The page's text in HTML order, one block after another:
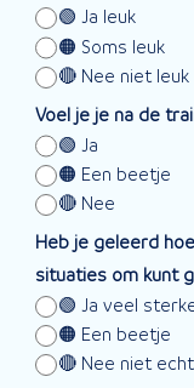
🟢 Ja leuk
🟠 Soms leuk
🔴 Nee niet leuk
Voel je je na de
🟢 Ja
🟠 Een beetje
🔴 Nee
Heb je geleerd
situaties om kunt
🟢 Ja veel
🟠 Een beetje
🔴 Nee niet echt